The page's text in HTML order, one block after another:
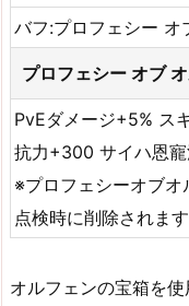
バフ:プロフェシー
プロフェシー オブ
PvEダメージ+5% ス
抗力+300 サイハ恩
※プロフェシーオブ
点検時に削除されます
オルフェンの宝箱を